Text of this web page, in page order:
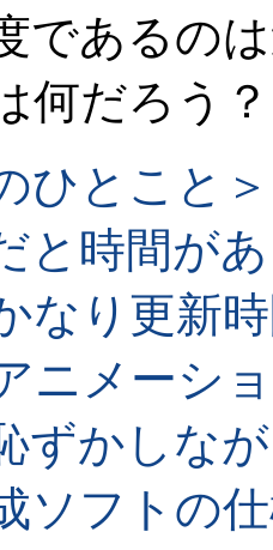
であるの
何だろう
ひとこと＞
時間が
なり更新
ニメーシ
ずかしな
ソフトの